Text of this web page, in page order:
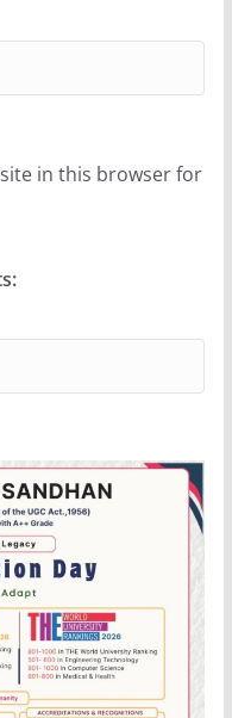
in this browser for